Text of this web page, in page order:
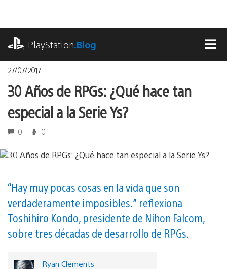
contenido
PlayStation.Blog
27/07/2017
30 Años de RPGs: ¿Qué hace tan
especial a la Serie Ys?
0 0
“Hay muy pocas cosas en la vida que son
verdaderamente imposibles.” reflexiona
Toshihiro Kondo, presidente de Nihon Falcom,
sobre tres décadas de desarrollo de RPGs.
Ryan Clements